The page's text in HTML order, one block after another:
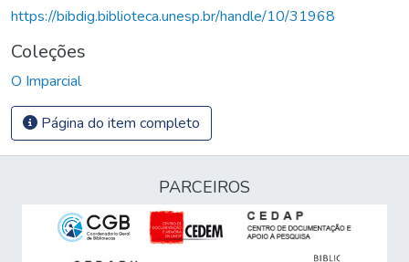
https://bibdig.biblioteca.unesp.br/handle/10/31968
Coleções
O Imparcial
Página do item completo
PARCEIROS